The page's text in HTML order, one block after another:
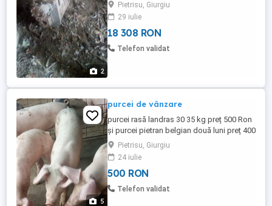
2
Pietrisu, Giurgiu
29 iulie
18 308 RON
Telefon validat
5
purcei de vânzare
purcei rasă landras 30 35 kg preț 500 Ron
și purcei pietran belgian două luni preț 400
ronPietrisu, Giurgiu
24 iulie
500 RON
Telefon validat